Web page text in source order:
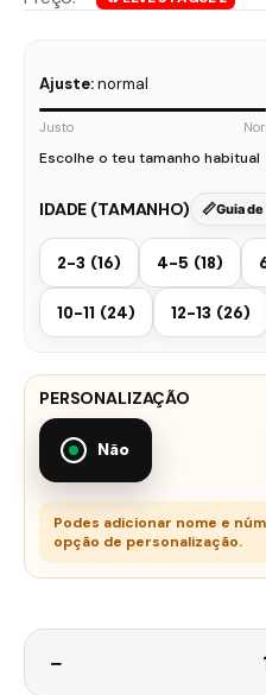
Ajuste:normal
Justo
Escolhe o teu tamanho habitual
IDADE (TAMANHO) Guia
2-3 (16) 4-5 (18)
10-11 (24) 12-13 (26)
PERSONALIZAÇÃO
Não
Podes adicionar nome e
opção de personalização.